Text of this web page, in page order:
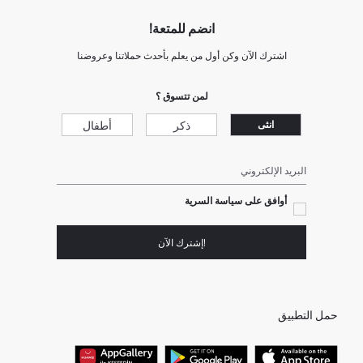
انضم للمتعة!
اشترك الآن وكن أول من يعلم بأحدث حملاتنا وعروضنا
لمن تتسوق ؟
انثى ذكر أطفال
البريد الإلكتروني
أوافق على سياسة السرية
!إشترك الآن
حمل التطبيق